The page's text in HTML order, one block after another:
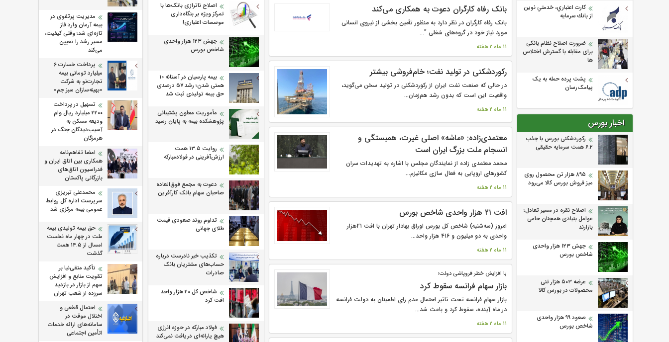
كارت اعتباري، خدمتي نوين
از بانك سرمايه
ضرورت اصلاح نظام بانکی
برای مقابله با گسترش اختلاس
ها
پشت پرده حمله به یک
پیامک‌رسان
اخبار بورس
رکوردشکنی بورس با جذب
۶.۲ همت سرمایه حقیقی
۸۹۵ هزار تن محصول روی
میز فروش بورس کالا می‌‌رود
اصلاح نقره در مسیر تعادل؛
عوامل بنیادی همچنان حامی
بازارند
جهش ۱۲۳ هزار واحدی
شاخص بورس
عرضه ۵۰۳ هزار تنی
محصولات در بورس کالا
صعود ۹۹ هزار واحدی
شاخص بورس
بانک رفاه کارگران دعوت به همکاری می‌کند
بانک رفاه کارگران در نظر دارد به منظور تأمین بخشی از نیروی انسانی
مورد نیاز خود در گروه‌های شغلی "...
11 ماه 2 هفته
رکوردشکنی در تولید نفت؛ خام‌فروشی بیشتر
در حالی که صنعت نفت ایران از رکوردشکنی در تولید سخن می‌گوید،
واقعیت این است که بدون رشد هم‌زمان...
11 ماه 2 هفته
معتمدی‌زاده: «ماشه» اصلی غیرت، همبستگی و
انسجام ملت بزرگ ایران است
محمد معتمدی زاده از نمایندگان مجلس با اشاره به تهدیدات سران
کشورهای اروپایی به فعال سازی مکانیزم...
11 ماه 2 هفته
افت ۲۱ هزار واحدی شاخص بورس
امروز (سه‌شنبه) شاخص کل بورس اوراق بهادار تهران با افت ۲۱هزار
واحدی به دو میلیون و ۴۱۶ هزار واحد...
11 ماه 2 هفته
با افزایش خطر فروپاشی دولت؛
بازار سهام فرانسه سقوط کرد
بازار سهام فرانسه تحت تاثیر احتمال عدم رای اطمینان به دولت فرانسه
در ماه آینده، سقوط کرد و باعث شد...
11 ماه 2 هفته
اصلاح ناترازی بانک‌ها با
تمرکز ویژه بر بنگاه‌داری
موسسات اعتباری!
جهش ۱۲۳ هزار واحدی
شاخص بورس
بیمه پارسیان در آستانه 10
همتی شدن؛ رشد ۵۷ درصدی
حق بیمه تولیدی ثبت شد
مأموریت معاون پشتیبانی
پژوهشكده بیمه به پایان رسید
روایت ۱۳.۵ همت
ارزش‌آفرینی در فولادمبارکه
دعوت به مجمع فوق‌العاده
صاحبان سهام بانک کارآفرین
تداوم روند صعودی قیمت
طلای جهانی
تکذیب خبر نادرست درباره
حساب‌های مشتریان بانک
صادرات
شاخص کل ۲۰ هزار واحد
افت کرد
فولاد مبارکه در حوزه انرژی
هیچ یارانه‌ای دریافت نمی‌کند
مدیریت پرتفوی در
بیمه آرمان وارد فاز
تازه‌ای شد؛ وقتی کیفیت،
مسیر رشد را تعیین
می‌کند
پرداخت خسارت ۶
میلیارد تومانی بیمه
تجارت‌نو به شرکت
«بهینه‌سازان سبز جم»
تسهیل در پرداخت
۲۲۰۰ میلیارد ریال وام
ودیعه مسکن به
آسیب‌دیدگان جنگ در
هرمزگان
امضا تفاهم‌نامه
همکاری بین اتاق ایران و
فدراسیون اتاق‌های
بازرگانی پاکستان
محمدعلی تبریزی
سرپرست اداره كل روابط
عمومی بیمه مركزی شد
حق بیمه تولیدی بیمه
ملت در چهار ماه نخست
امسال از 14.5 همت
گذشت
تأکید متقی‌نیا بر
تقویت منابع و افزایش
سهم از بازار در بازدید
سرزده از شعب تهران
احتمال قطعی و
اختلال موقت در
سامانه‌های ارائه خدمات
اتأمین اجتماعی